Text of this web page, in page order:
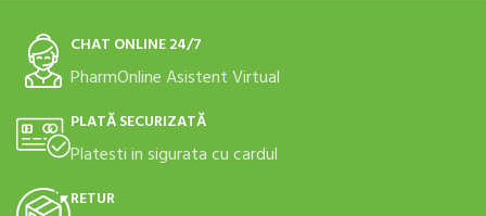
CHAT ONLINE 24/7
PharmOnline Asistent Virtual
PLATĂ SECURIZATĂ
Platesti in sigurata cu cardul
RETUR